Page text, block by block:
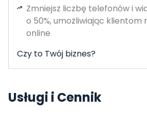
Zmniejsz liczbę telefonów i
o 50%, umożliwiając klientom
online
Czy to Twój biznes?
Usługi i Cennik